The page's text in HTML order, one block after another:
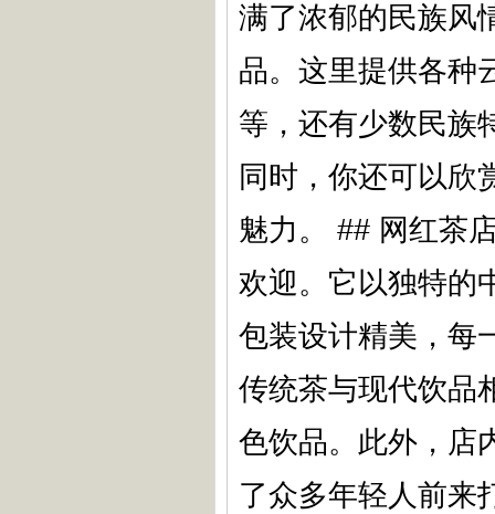
满了浓郁的民族风
品。这里提供各种
等，还有少数民族
同时，你还可以欣
魅力。 ## 网红茶
欢迎。它以独特的
包装设计精美，每
传统茶与现代饮品
色饮品。此外，店
了众多年轻人前来